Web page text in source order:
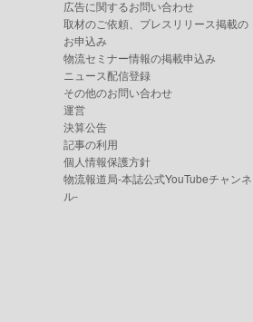
広告に関するお問い合わせ
取材のご依頼、プレスリリース掲載の
お申込み
物流セミナー情報の掲載申込み
ニュース配信登録
その他のお問い合わせ
運営
決算公告
記事の利用
個人情報保護方針
物流報道局-本誌公式YouTubeチャンネ
ル-